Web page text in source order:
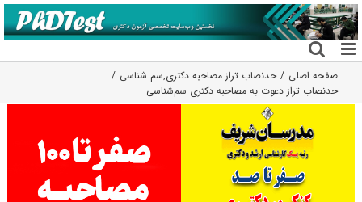
رفتن
به
محتوا
صفحه اصلی حدنصاب تراز مصاحبه دکتری,سم شناسی
حدنصاب تراز دعوت به مصاحبه دکتری سم‌شناسی